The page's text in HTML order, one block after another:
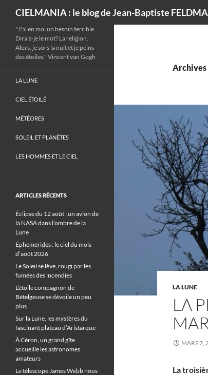
CIELMANIA : le blog de Jean-Baptiste
Archives
LA LUNE
LA
MARS 7,
La
"J'ai en moi un besoin terrible.
Dirais-je le mot? La religion.
Alors, je sors la nuit et je peins
des étoiles." Vincent van Gogh
LA LUNE
CIEL ÉTOILÉ
MÉTÉORES
SOLEIL ET PLANÈTES
LES HOMMES ET LE CIEL
ARTICLES RÉCENTS
Éclipse du 12 août : un avion de
la NASA dans l’ombre de la
Lune
Éphémérides : le ciel du mois
d’août 2026
Le Soleil se lève, rougi par les
fumées des incendies
L’étoile compagnon de
Bételgeuse se dévoile un peu
plus
Sur la Lune, les mystères du
fascinant plateau d’Aristarque
À Céron, un grand gîte
accueille les astronomes
amateurs
Le télescope James Webb nous